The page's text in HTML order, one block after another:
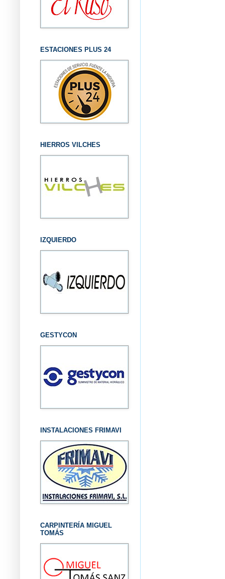
ESTACIONES PLUS 24
HIERROS VILCHES
IZQUIERDO
GESTYCON
INSTALACIONES FRIMAVI
CARPINTERÍA MIGUEL
TOMÁS